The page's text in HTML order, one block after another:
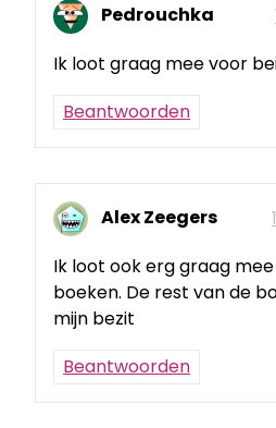
Pedrouchka
Ik loot graag mee voor
Beantwoorden
Alex Zeegers
Ik loot ook erg graag
boeken. De rest van de
mijn bezit
Beantwoorden